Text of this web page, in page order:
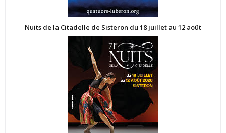
Nuits de la Citadelle de Sisteron du 18 juillet au 12 août